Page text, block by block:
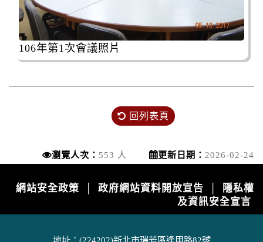
106年第1次會議照片
回列表頁
瀏覽人次： 553 人 更新日期： 2026-02-24
網站安全政策 政府網站資料開放宣告
隱私權
及資訊安全宣言
地址：(224202)新北市瑞芳區逢甲路82號